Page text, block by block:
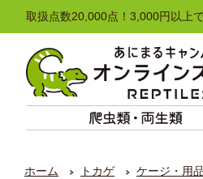
取扱点数20,000点！3,000円以上
ホーム トカゲ ケージ・用品